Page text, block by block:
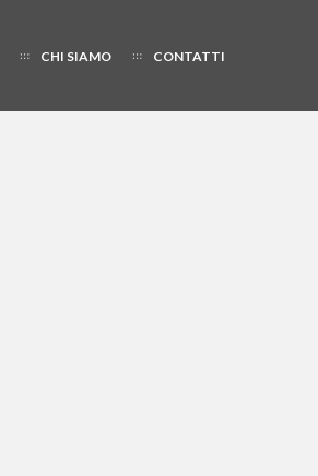
CHI SIAMO CONTATTI